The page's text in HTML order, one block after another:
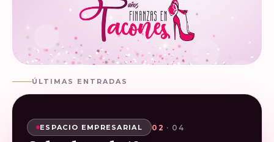
ÚLTIMAS ENTRADAS
SHOPPING INTELIGENTE 01 · 04
ESPACIO EMPRESARIAL 02 · 04
ESPACIO EMPRESARIAL 03 · 04
ESPACIO EMPRESARIAL 04 · 04